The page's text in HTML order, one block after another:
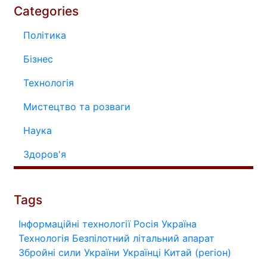
Categories
Політика
Бізнес
Технологія
Мистецтво та розваги
Наука
Здоров'я
Tags
Інформаційні технології Росія Україна
Технологія Безпілотний літальний апарат
Збройні сили України Українці Китай (регіон)